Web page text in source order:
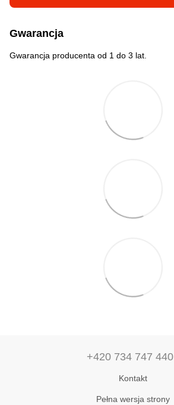
Gwarancja
Gwarancja producenta od 1 do 3 lat.
+420 734 747 440
Kontakt
Pełna wersja strony